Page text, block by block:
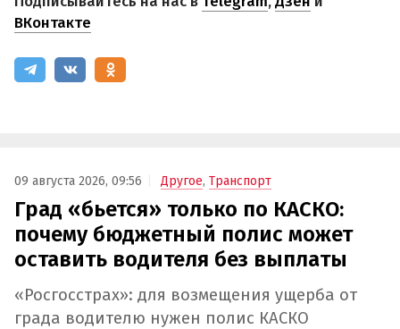
ВКонтакте
09 августа 2026, 09:56 Другое, Транспорт
Град «бьется» только по КАСКО:
почему бюджетный полис может
оставить водителя без выплаты
«Росгосстрах»: для возмещения ущерба от
града водителю нужен полис КАСКО